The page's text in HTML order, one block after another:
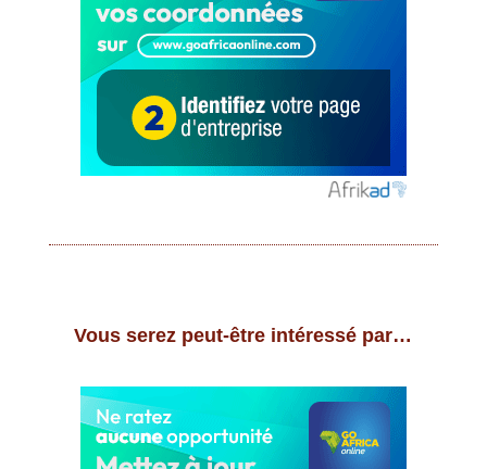
Vous serez peut-être intéressé par…